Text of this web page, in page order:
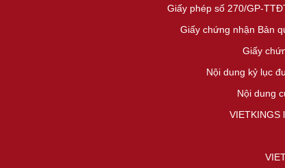
Giấy phép số 270/GP-
Giấy chứng nhận Bản
Giấy
Nội dung kỷ lục
Nội dung
VIETKINGS